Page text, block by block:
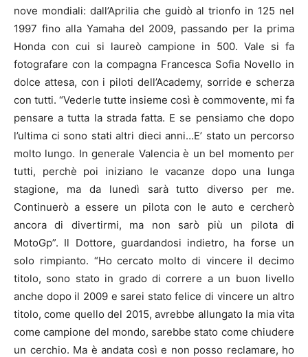
nove mondiali: dall’Aprilia che guidò al trionfo in 125 nel
1997 fino alla Yamaha del 2009, passando per la prima
Honda con cui si laureò campione in 500. Vale si fa
fotografare con la compagna Francesca Sofia Novello in
dolce attesa, con i piloti dell’Academy, sorride e scherza
con tutti. “Vederle tutte insieme così è commovente, mi fa
pensare a tutta la strada fatta. E se pensiamo che dopo
l’ultima ci sono stati altri dieci anni…E’ stato un percorso
molto lungo. In generale Valencia è un bel momento per
tutti, perchè poi iniziano le vacanze dopo una lunga
stagione, ma da lunedì sarà tutto diverso per me.
Continuerò a essere un pilota con le auto e cercherò
ancora di divertirmi, ma non sarò più un pilota di
MotoGp”. Il Dottore, guardandosi indietro, ha forse un
solo rimpianto. “Ho cercato molto di vincere il decimo
titolo, sono stato in grado di correre a un buon livello
anche dopo il 2009 e sarei stato felice di vincere un altro
titolo, come quello del 2015, avrebbe allungato la mia vita
come campione del mondo, sarebbe stato come chiudere
un cerchio. Ma è andata così e non posso reclamare, ho